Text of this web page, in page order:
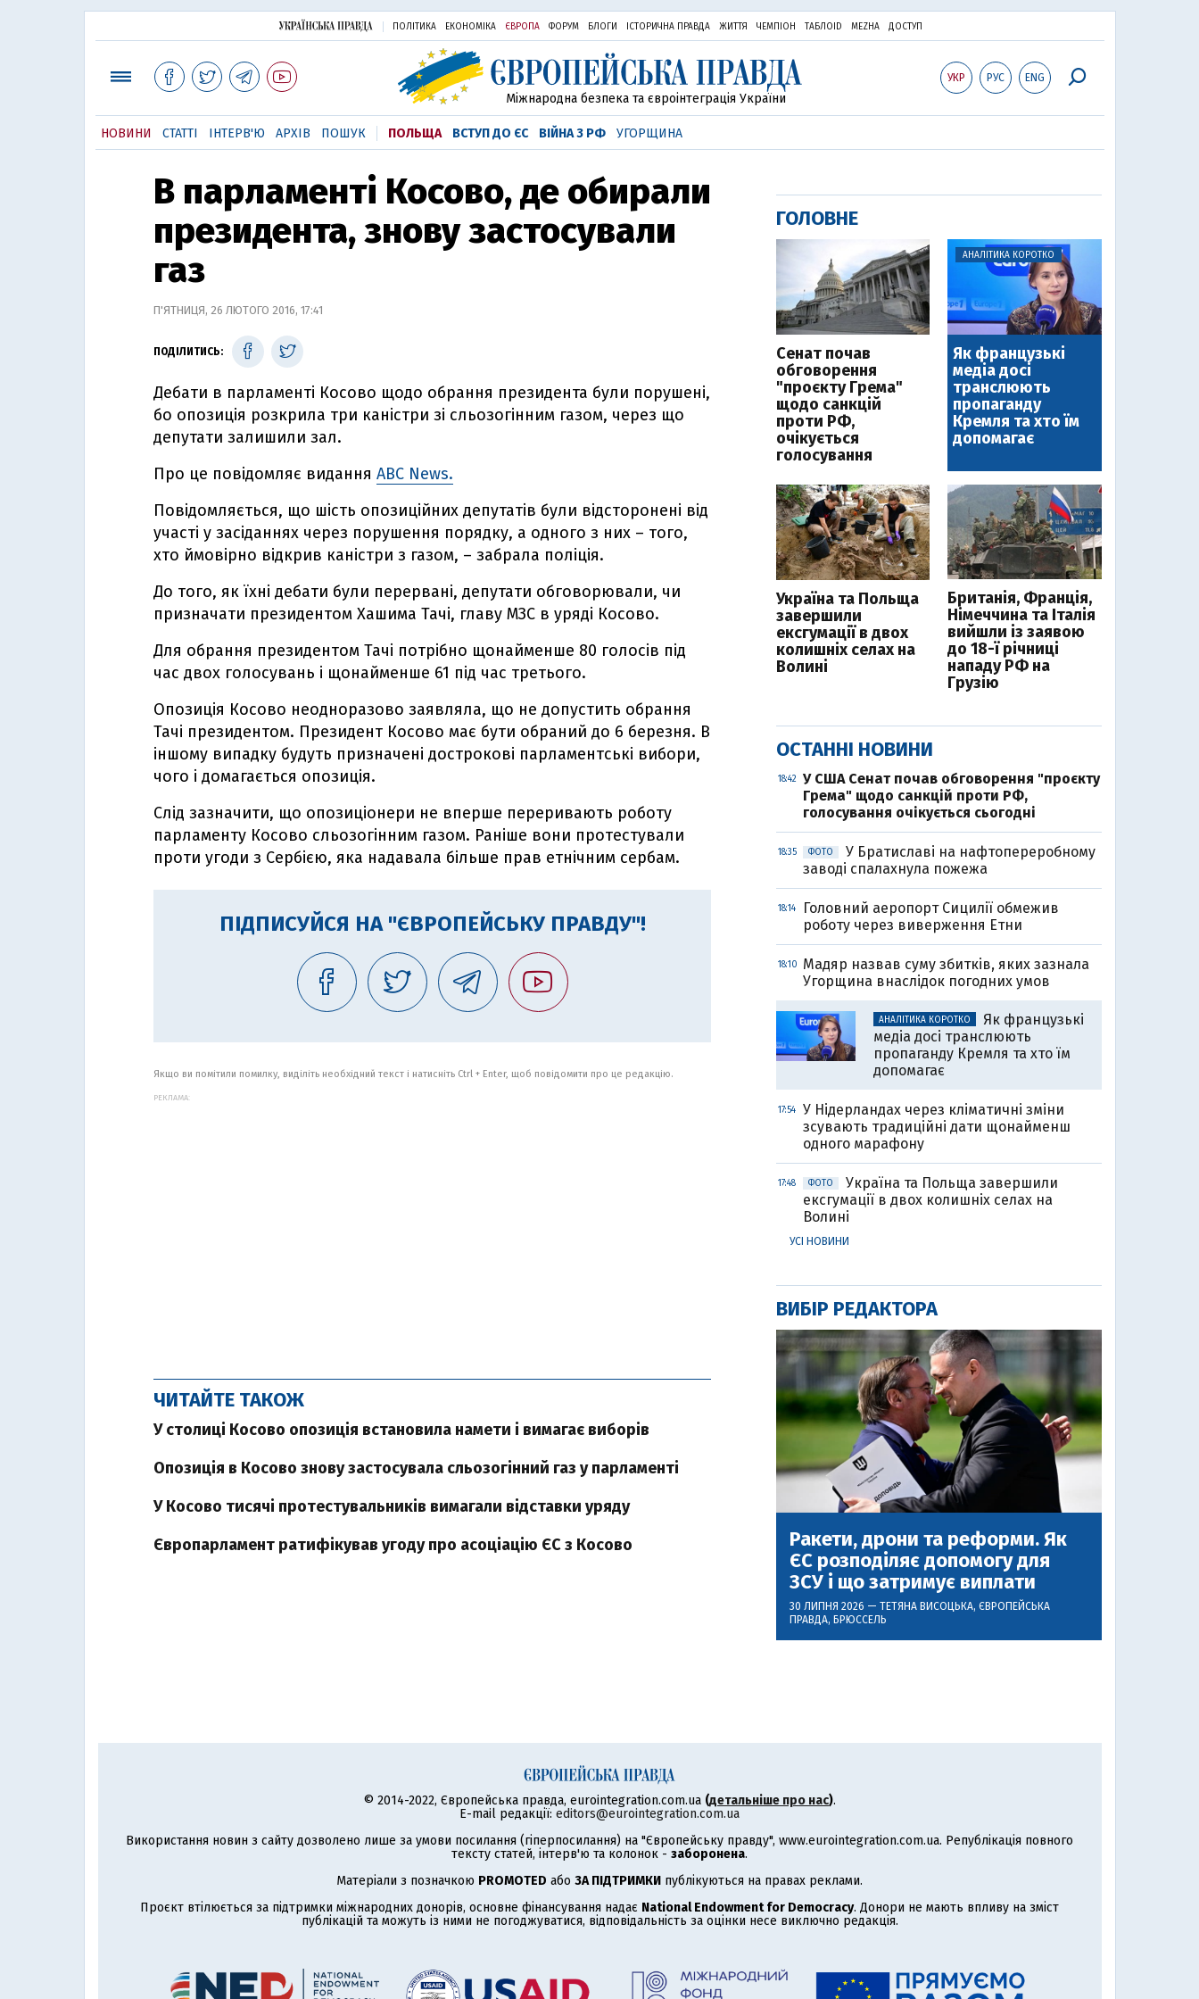
ПОЛІТИКА ЕКОНОМІКА ЄВРОПА ФОРУМ БЛОГИ ІСТОРИЧНА ПРАВДА ЖИТТЯ ЧЕМПІОН ТАБЛОID MEZHA ДОСТУП
УКР РУС ENG
Міжнародна безпека та євроінтеграція України
НОВИНИ СТАТТІ ІНТЕРВ'Ю АРХІВ ПОШУК ПОЛЬЩА ВСТУП ДО ЄС ВІЙНА З РФ УГОРЩИНА
В парламенті Косово, де обирали
президента, знову застосували
газ
П'ЯТНИЦЯ, 26 ЛЮТОГО 2016, 17:41
ПОДІЛИТИСЬ:
Дебати в парламенті Косово щодо обрання президента були порушені,
бо опозиція розкрила три каністри зі сльозогінним газом, через що
депутати залишили зал.
Про це повідомляє видання ABC News.
Повідомляється, що шість опозиційних депутатів були відсторонені від
участі у засіданнях через порушення порядку, а одного з них – того,
хто ймовірно відкрив каністри з газом, – забрала поліція.
До того, як їхні дебати були перервані, депутати обговорювали, чи
призначати президентом Хашима Тачі, главу МЗС в уряді Косово.
Для обрання президентом Тачі потрібно щонайменше 80 голосів під
час двох голосувань і щонайменше 61 під час третього.
Опозиція Косово неодноразово заявляла, що не допустить обрання
Тачі президентом. Президент Косово має бути обраний до 6 березня. В
іншому випадку будуть призначені дострокові парламентські вибори,
чого і домагається опозиція.
Слід зазначити, що опозиціонери не вперше переривають роботу
парламенту Косово сльозогінним газом. Раніше вони протестували
проти угоди з Сербією, яка надавала більше прав етнічним сербам.
ПІДПИСУЙСЯ НА "ЄВРОПЕЙСЬКУ ПРАВДУ"!
Якщо ви помітили помилку, виділіть необхідний текст і натисніть Ctrl + Enter, щоб повідомити про це редакцію.
РЕКЛАМА:
ЧИТАЙТЕ ТАКОЖ
У столиці Косово опозиція встановила намети і вимагає виборів
Опозиція в Косово знову застосувала сльозогінний газ у парламенті
У Косово тисячі протестувальників вимагали відставки уряду
Європарламент ратифікував угоду про асоціацію ЄС з Косово
ГОЛОВНЕ
Сенат почав
обговорення
"проєкту Грема"
щодо санкцій
проти РФ,
очікується
голосування
АНАЛІТИКА КОРОТКО
Як французькі
медіа досі
транслюють
пропаганду
Кремля та хто їм
допомагає
Україна та Польща
завершили
ексгумації в двох
колишніх селах на
Волині
Британія, Франція,
Німеччина та Італія
вийшли із заявою
до 18-ї річниці
нападу РФ на
Грузію
ОСТАННІ НОВИНИ
18:42
У США Сенат почав обговорення "проєкту
Грема" щодо санкцій проти РФ,
голосування очікується сьогодні
18:35 ФОТО
У Братиславі на нафтопереробному
заводі спалахнула пожежа
18:14
Головний аеропорт Сицилії обмежив
роботу через виверження Етни
18:10
Мадяр назвав суму збитків, яких зазнала
Угорщина внаслідок погодних умов
АНАЛІТИКА КОРОТКО
Як французькі
медіа досі транслюють
пропаганду Кремля та хто їм
допомагає
17:54
У Нідерландах через кліматичні зміни
зсувають традиційні дати щонайменш
одного марафону
17:48 ФОТО
Україна та Польща завершили
ексгумації в двох колишніх селах на
Волині
УСІ НОВИНИ
ВИБІР РЕДАКТОРА
Ракети, дрони та реформи. Як
ЄС розподіляє допомогу для
ЗСУ і що затримує виплати
30 ЛИПНЯ 2026 — ТЕТЯНА ВИСОЦЬКА, ЄВРОПЕЙСЬКА
ПРАВДА, БРЮССЕЛЬ
© 2014-2022, Європейська правда, eurointegration.com.ua (детальніше про нас).
E-mail редакції: editors@eurointegration.com.ua
Використання новин з сайту дозволено лише за умови посилання (гіперпосилання) на "Європейську правду", www.eurointegration.com.ua. Републікація повного
тексту статей, інтерв'ю та колонок - заборонена.
Матеріали з позначкою PROMOTED або ЗА ПІДТРИМКИ публікуються на правах реклами.
Проєкт втілюється за підтримки міжнародних донорів, основне фінансування надає National Endowment for Democracy. Донори не мають впливу на зміст
публікацій та можуть із ними не погоджуватися, відповідальність за оцінки несе виключно редакція.